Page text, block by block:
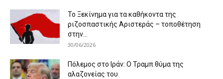
Το Ξεκίνημα για τα καθήκοντα της
ριζοσπαστικής Αριστεράς – τοποθέτηση
στην...
30/06/2026
Πόλεμος στο Ιράν: Ο Τραμπ θύμα της
αλαζονείας του